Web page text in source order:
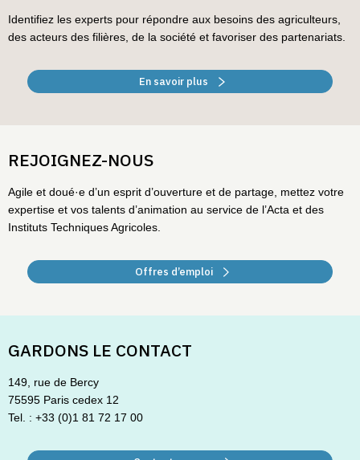
Identifiez les experts pour répondre aux besoins des agriculteurs,
des acteurs des filières, de la société et favoriser des partenariats.
En savoir plus
REJOIGNEZ-NOUS
Agile et doué·e d’un esprit d’ouverture et de partage, mettez votre
expertise et vos talents d’animation au service de l’Acta et des
Instituts Techniques Agricoles.
Offres d’emploi
GARDONS LE CONTACT
149, rue de Bercy
75595 Paris cedex 12
Tel. : +33 (0)1 81 72 17 00